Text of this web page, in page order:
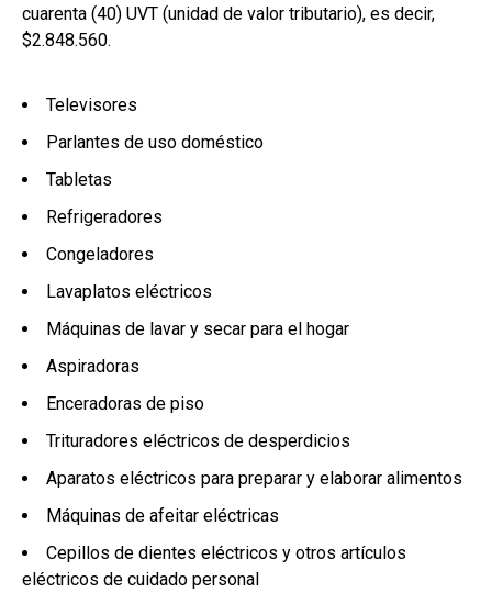
cuarenta (40) UVT (unidad de valor tributario), es decir,
$2.848.560.
Televisores
Parlantes de uso doméstico
Tabletas
Refrigeradores
Congeladores
Lavaplatos eléctricos
Máquinas de lavar y secar para el hogar
Aspiradoras
Enceradoras de piso
Trituradores eléctricos de desperdicios
Aparatos eléctricos para preparar y elaborar alimentos
Máquinas de afeitar eléctricas
Cepillos de dientes eléctricos y otros artículos
eléctricos de cuidado personal